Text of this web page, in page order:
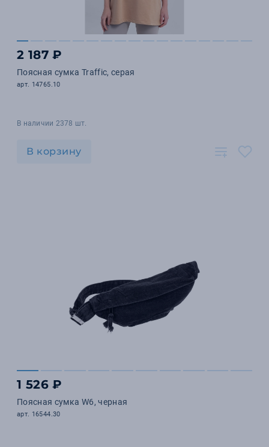
2 187 ₽
Поясная сумка Traffic, серая
арт. 14765.10
В наличии 2378 шт.
В корзину
1 526 ₽
Поясная сумка W6, черная
арт. 16544.30